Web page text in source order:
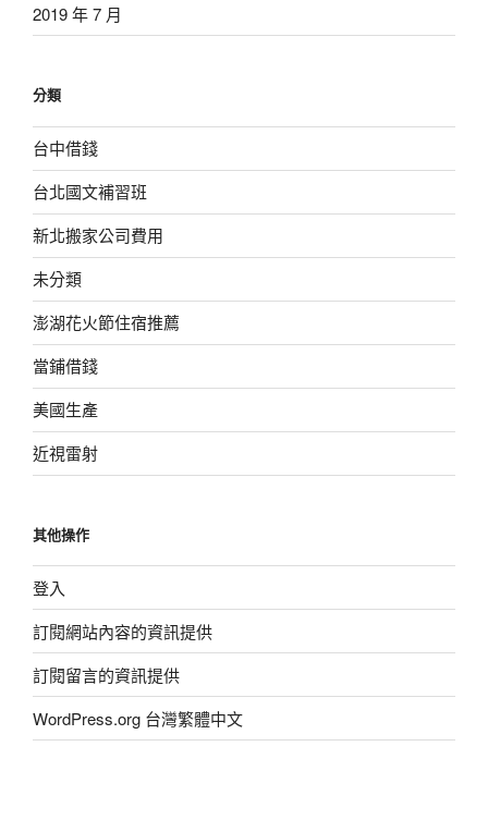
2019 年 7 月
分類
台中借錢
台北國文補習班
新北搬家公司費用
未分類
澎湖花火節住宿推薦
當鋪借錢
美國生產
近視雷射
其他操作
登入
訂閱網站內容的資訊提供
訂閱留言的資訊提供
WordPress.org 台灣繁體中文